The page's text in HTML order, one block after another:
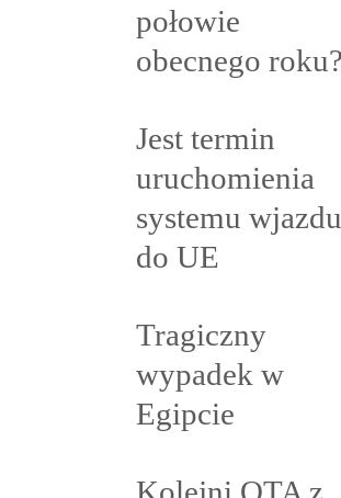
połowie
obecnego
Jest termin
uruchomienia
systemu wjazdu
do UE
Tragiczny
wypadek w
Egipcie